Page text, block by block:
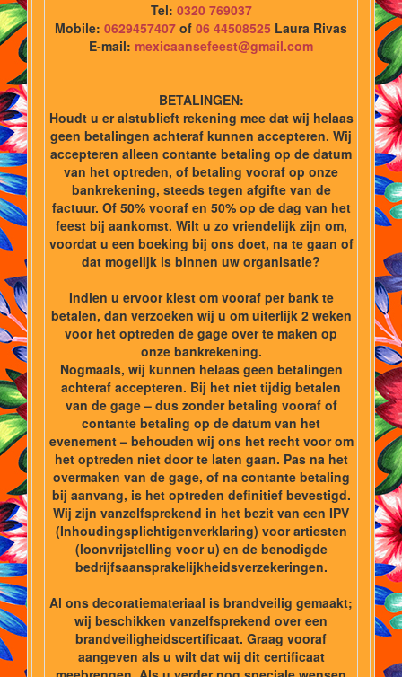
Tel: 0320 769037
Mobile: 0629457407 of 06 44508525 Laura Rivas
E-mail: mexicaansefeest@gmail.com
BETALINGEN:
Houdt u er alstublieft rekening mee dat wij helaas
geen betalingen achteraf kunnen accepteren. Wij
accepteren alleen contante betaling op de datum
van het optreden, of betaling vooraf op onze
bankrekening, steeds tegen afgifte van de
factuur. Of 50% vooraf en 50% op de dag van het
feest bij aankomst. Wilt u zo vriendelijk zijn om,
voordat u een boeking bij ons doet, na te gaan of
dat mogelijk is binnen uw organisatie?
Indien u ervoor kiest om vooraf per bank te
betalen, dan verzoeken wij u om uiterlijk 2 weken
voor het optreden de gage over te maken op
onze bankrekening.
Nogmaals, wij kunnen helaas geen betalingen
achteraf accepteren. Bij het niet tijdig betalen
van de gage – dus zonder betaling vooraf of
contante betaling op de datum van het
evenement – behouden wij ons het recht voor om
het optreden niet door te laten gaan. Pas na het
overmaken van de gage, of na contante betaling
bij aanvang, is het optreden definitief bevestigd.
Wij zijn vanzelfsprekend in het bezit van een IPV
(Inhoudingsplichtigenverklaring) voor artiesten
(loonvrijstelling voor u) en de benodigde
bedrijfsaansprakelijkheidsverzekeringen.
Al ons decoratiemateriaal is brandveilig gemaakt;
wij beschikken vanzelfsprekend over een
brandveiligheidscertificaat. Graag vooraf
aangeven als u wilt dat wij dit certificaat